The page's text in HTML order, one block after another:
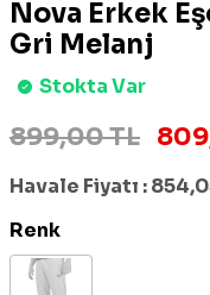
Nova Erkek
Gri Melanj
Stokta Var
899,00 TL
Havale Fiyatı :
Renk